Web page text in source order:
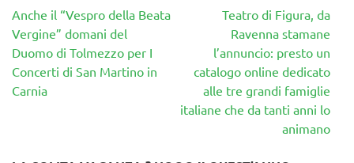
Navigazione
articoli
Anche il “Vespro della Beata
Vergine” domani del
Duomo di Tolmezzo per I
Concerti di San Martino in
Carnia
Teatro di Figura, da
Ravenna stamane
l’annuncio: presto un
catalogo online dedicato
alle tre grandi famiglie
italiane che da tanti anni lo
animano